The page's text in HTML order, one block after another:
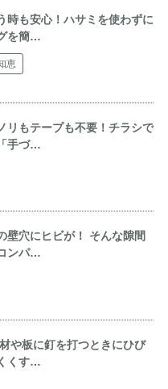
時も安心！ハサミを使わずに
を簡…
恵
リもテープも不要！チラシで
手づ…
壁穴にヒビが！ そんな隙間
ンパ…
や板に釘を打つときにひび
くす…